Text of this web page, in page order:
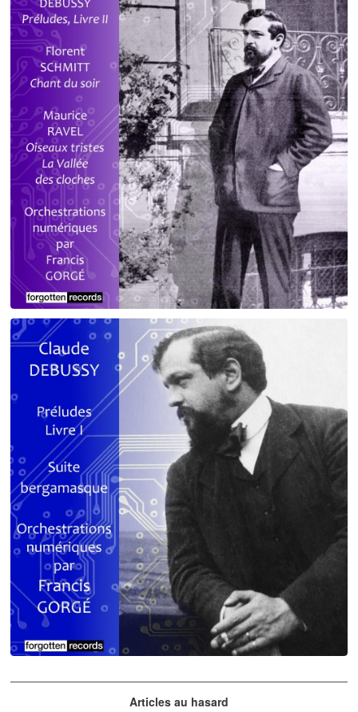
Debussy - Schmitt - Ravel
orchestrations numériques par Francis Gorgé
Articles au hasard